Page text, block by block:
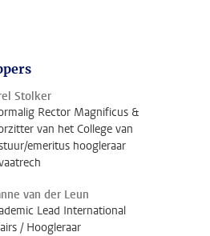
Stolker
Rector Magnificus &
van het College van
emeritus hoogleraar
van der Leun
Lead International
/ Hoogleraar